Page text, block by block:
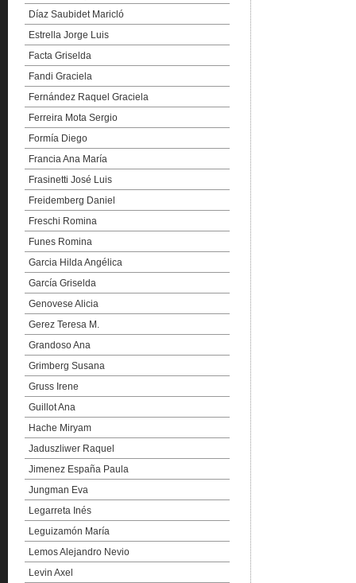
Díaz Saubidet Maricló
Estrella Jorge Luis
Facta Griselda
Fandi Graciela
Fernández Raquel Graciela
Ferreira Mota Sergio
Formía Diego
Francia Ana María
Frasinetti José Luis
Freidemberg Daniel
Freschi Romina
Funes Romina
Garcia Hilda Angélica
García Griselda
Genovese Alicia
Gerez Teresa M.
Grandoso Ana
Grimberg Susana
Gruss Irene
Guillot Ana
Hache Miryam
Jaduszliwer Raquel
Jimenez España Paula
Jungman Eva
Legarreta Inés
Leguizamón María
Lemos Alejandro Nevio
Levin Axel